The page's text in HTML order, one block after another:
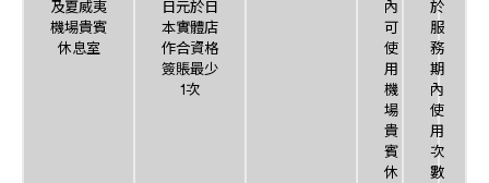
及夏威夷
機場貴賓
休息室
日元於日
本實體店
作合資格
簽賬最少
1次
內
可
使
用
機
場
貴
賓
休
於
服
務
期
內
使
用
次
數